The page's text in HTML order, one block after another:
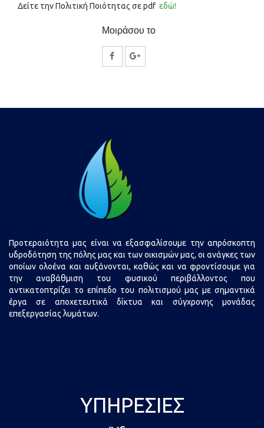
Δείτε την Πολιτική Ποιότητας σε pdf εδώ!
Μοιράσου το
ΚοινοποίησηΚοινοποίηση
Προτεραιότητα μας είναι να εξασφαλίσουμε την απρόσκοπτη
υδροδότηση της πόλης μας και των οικισμών μας, οι ανάγκες των
οποίων ολοένα και αυξάνονται, καθώς και να φροντίσουμε για
την αναβάθμιση του φυσικού περιβάλλοντος που
αντικατοπτρίζει το επίπεδο του πολιτισμού μας με σημαντικά
έργα σε αποχετευτικά δίκτυα και σύγχρονης μονάδας
επεξεργασίας λυμάτων.
ΥΠΗΡΕΣΊΕΣ